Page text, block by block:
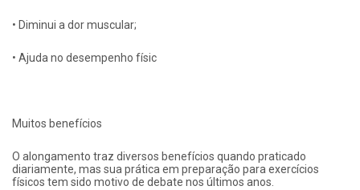
• Diminui a dor muscular;
• Ajuda no desempenho físic
Muitos benefícios
O alongamento traz diversos benefícios quando praticado
diariamente, mas sua prática em preparação para exercícios
físicos tem sido motivo de debate nos últimos anos.